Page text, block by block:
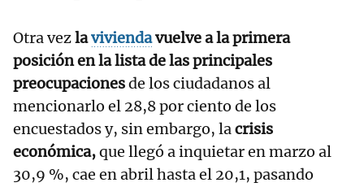
Otra vezlaviviendavuelve a la primera
posición en la lista de las principales
preocupacionesde los ciudadanos al
mencionarlo el 28,8 por ciento de los
encuestados y, sin embargo, lacrisis
económica,que llegó a inquietar en marzo al
30,9 %, cae en abril hasta el 20,1, pasando